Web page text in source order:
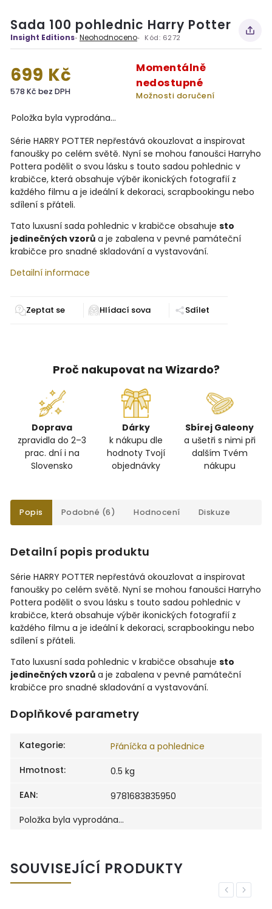
Sada 100 pohlednic Harry Potter
Insight Editions Neohodnoceno Kód: 6272
699 Kč
578 Kč bez DPH
Momentálně
nedostupné
Možnosti doručení
Položka byla vyprodána…
Série HARRY POTTER nepřestává okouzlovat a inspirovat
fanoušky po celém světě. Nyní se mohou fanoušci Harryho
Pottera podělit o svou lásku s touto sadou pohlednic v
krabičce, která obsahuje výběr ikonických fotografií z
každého filmu a je ideální k dekoraci, scrapbookingu nebo
sdílení s přáteli.
Tato luxusní sada pohlednic v krabičce obsahuje sto
jedinečných vzorů a je zabalena v pevné památeční
krabičce pro snadné skladování a vystavování.
Detailní informace
Zeptat se Sdílet
Proč nakupovat na Wizardo?
Doprava
zpravidla do 2–3
prac. dní i na
Slovensko
Dárky
k nákupu dle
hodnoty Tvojí
objednávky
Sbírej Galeony
a ušetři s nimi při
dalším Tvém
nákupu
Popis Podobné (6) Hodnocení Diskuze
Detailní popis produktu
Série HARRY POTTER nepřestává okouzlovat a inspirovat
fanoušky po celém světě. Nyní se mohou fanoušci Harryho
Pottera podělit o svou lásku s touto sadou pohlednic v
krabičce, která obsahuje výběr ikonických fotografií z
každého filmu a je ideální k dekoraci, scrapbookingu nebo
sdílení s přáteli.
Tato luxusní sada pohlednic v krabičce obsahuje sto
jedinečných vzorů a je zabalena v pevné památeční
krabičce pro snadné skladování a vystavování.
Doplňkové parametry
Kategorie:
Přáníčka a pohlednice
Hmotnost:
0.5 kg
EAN:
9781683835950
Položka byla vyprodána…
SOUVISEJÍCÍ PRODUKTY
Previous
Next